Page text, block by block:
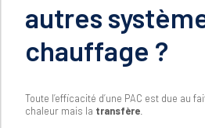
autres
chauffage ?
Toute l’efficacité d’une PAC est due au
chaleur mais la transfère